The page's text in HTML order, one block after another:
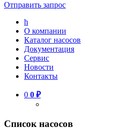
Отправить запрос
h
О компании
Каталог насосов
Документация
Сервис
Новости
Контакты
0 0 ₽
Список насосов